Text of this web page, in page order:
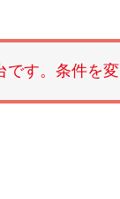
す。条件を